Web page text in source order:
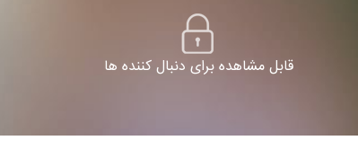
قابل مشاهده برای دنبال کننده ها